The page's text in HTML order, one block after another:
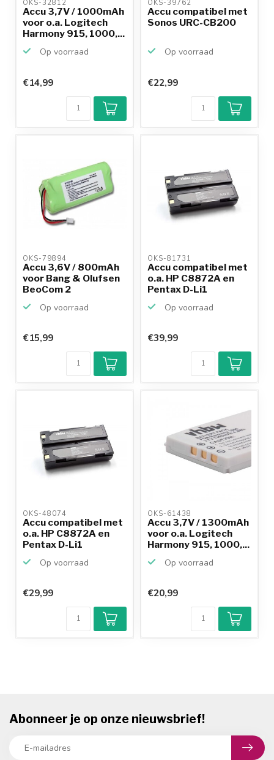
OKS-32812
Accu 3,7V / 1000mAh
voor o.a. Logitech
Harmony 915, 1000,...
Op voorraad
€14,99
OKS-39762
Accu compatibel met
Sonos URC-CB200
Op voorraad
€22,99
OKS-79894
Accu 3,6V / 800mAh
voor Bang & Olufsen
BeoCom 2
Op voorraad
€15,99
OKS-81731
Accu compatibel met
o.a. HP C8872A en
Pentax D-Li1
Op voorraad
€39,99
OKS-48074
Accu compatibel met
o.a. HP C8872A en
Pentax D-Li1
Op voorraad
€29,99
OKS-61438
Accu 3,7V / 1300mAh
voor o.a. Logitech
Harmony 915, 1000,...
Op voorraad
Klantenbeoordeling
9,2/10
Achteraf
betalen mogelijk
€20,99
Abonneer je op onze nieuwsbrief!